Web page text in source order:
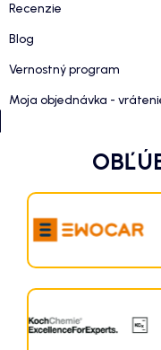
Recenzie
Blog
Vernostný program
Moja objednávka -